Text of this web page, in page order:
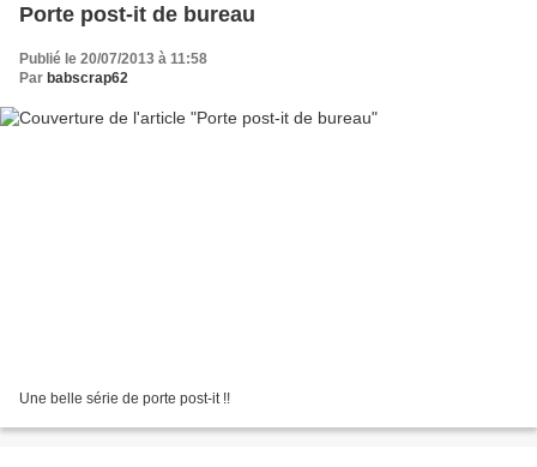
Porte post-it de bureau
Publié le 20/07/2013 à 11:58
Par babscrap62
Une belle série de porte post-it !!